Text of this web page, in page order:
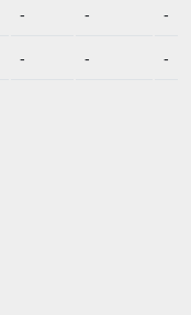
- - -
- - -